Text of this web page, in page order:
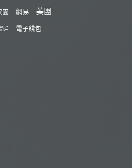
園 網易 美團
戶 電子錢包